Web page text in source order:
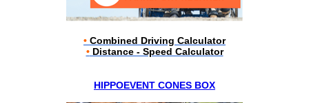
• Combined Driving Calculator
•Distance - Speed Calculator
HIPPOEVENT CONES BOX